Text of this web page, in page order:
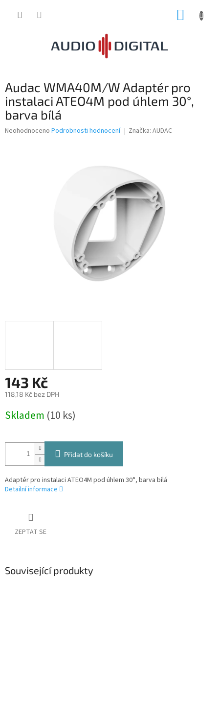
Audac WMA40M/W Adaptér pro
instalaci ATEO4M pod úhlem 30°,
barva bílá
Průměrné
Neohodnoceno Podrobnosti hodnocení Značka: AUDAC
143 Kč
118,18 Kč bez DPH
cena:
Skladem (10 ks)
Přidat do košíku
Adaptér pro instalaci ATEO4M pod úhlem 30°, barva bílá
Detailní informace
ZEPTAT SE
Související produkty